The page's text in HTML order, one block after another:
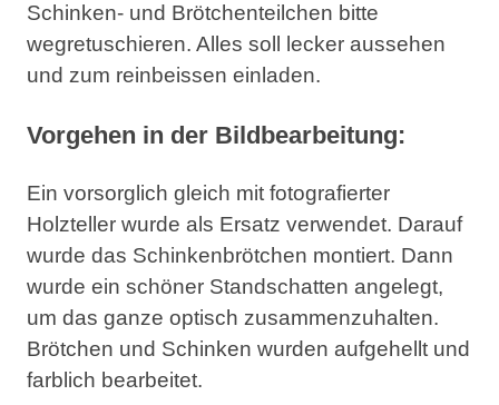
Schinken- und Brötchenteilchen bitte
wegretuschieren. Alles soll lecker aussehen
und zum reinbeissen einladen.
Vorgehen in der Bildbearbeitung:
Ein vorsorglich gleich mit fotografierter
Holzteller wurde als Ersatz verwendet. Darauf
wurde das Schinkenbrötchen montiert. Dann
wurde ein schöner Standschatten angelegt,
um das ganze optisch zusammenzuhalten.
Brötchen und Schinken wurden aufgehellt und
farblich bearbeitet.